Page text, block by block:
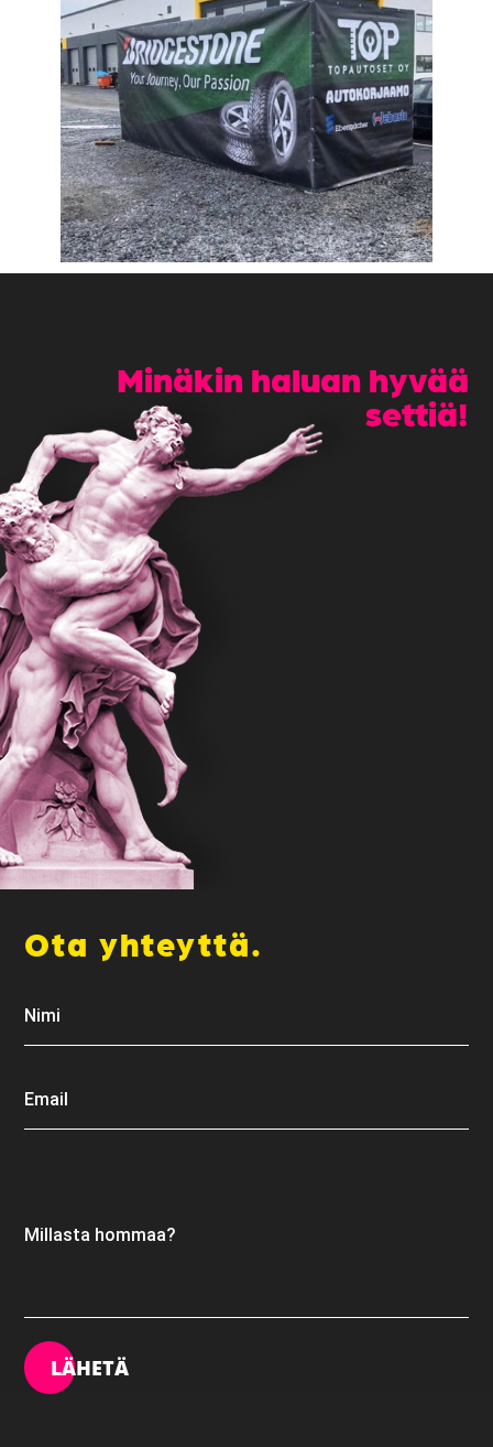
Minäkin haluan hyvää
settiä!
Ota yhteyttä.
Nimi
Email
Millasta hommaa?
LÄHETÄ